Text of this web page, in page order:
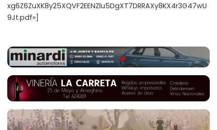
xg6Z6ZuXK8y25XQVF2EENZlu5DgXT7DRRAXy8KX4r3G47wU
9Jt.pdf»]